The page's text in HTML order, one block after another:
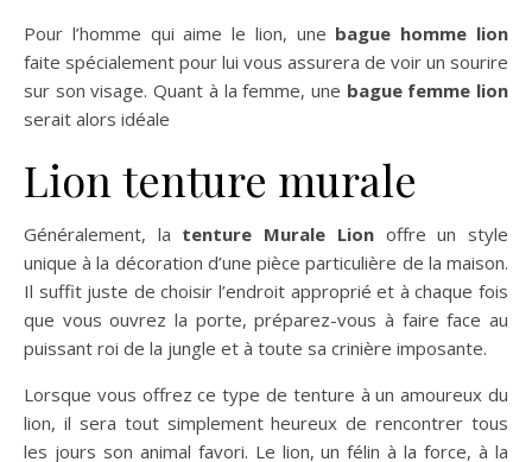
Pour l’homme qui aime le lion, une bague homme lion
faite spécialement pour lui vous assurera de voir un sourire
sur son visage. Quant à la femme, une bague femme lion
serait alors idéale
Lion tenture murale
Généralement, la tenture Murale Lion offre un style
unique à la décoration d’une pièce particulière de la maison.
Il suffit juste de choisir l’endroit approprié et à chaque fois
que vous ouvrez la porte, préparez-vous à faire face au
puissant roi de la jungle et à toute sa crinière imposante.
Lorsque vous offrez ce type de tenture à un amoureux du
lion, il sera tout simplement heureux de rencontrer tous
les jours son animal favori. Le lion, un félin à la force, à la